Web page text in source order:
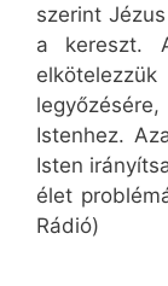
szerint
a kereszt.
Istenhez.
Isten
élet
Rádió)